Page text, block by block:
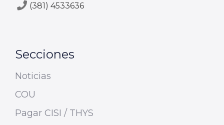
(381) 4533636
Secciones
Noticias
COU
Pagar CISI / THYS